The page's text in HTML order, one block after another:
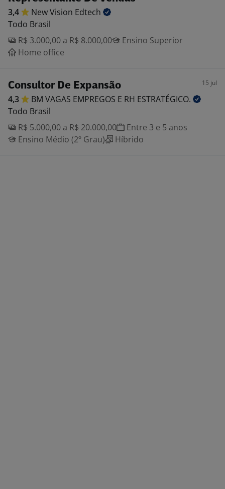
3,4 New Vision Edtech
Todo Brasil
R$ 3.000,00 a R$ 8.000,00
Ensino Superior
Home office
Consultor De Expansão 15 jul
4,3 BM VAGAS EMPREGOS E RH ESTRATÉGICO.
Todo Brasil
R$ 5.000,00 a R$ 20.000,00
Entre 3 e 5 anos
Ensino Médio (2º Grau)
Híbrido